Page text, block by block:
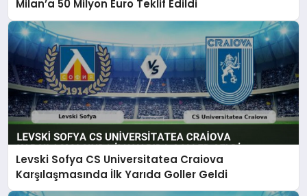
Milan’a 50 Milyon Euro Teklif Edildi
Levski Sofya CS Universitatea Craiova
Karşılaşmasında İlk Yarıda Goller Geldi